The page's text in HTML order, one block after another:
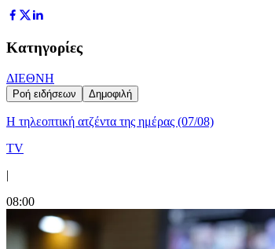
Κατηγορίες
ΔΙΕΘΝΗ
Ροή ειδήσεων Δημοφιλή
Η τηλεοπτική ατζέντα της ημέρας (07/08)
TV
|
08:00